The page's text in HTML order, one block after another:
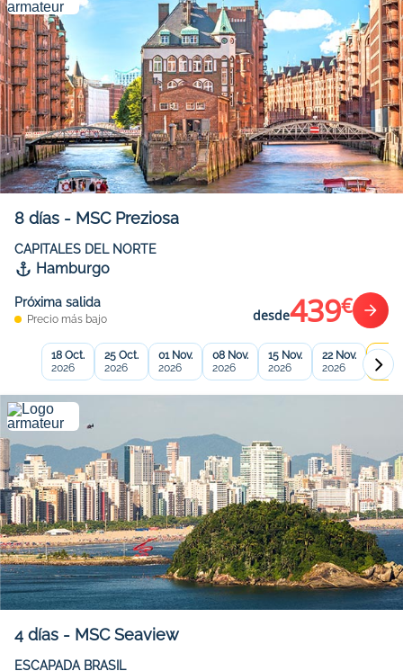
8 días - MSC Preziosa
CAPITALES DEL NORTE
Hamburgo
Próxima salida
Precio más bajo desde439€
18 Oct.
2026
25 Oct.
2026
01 Nov.
2026
08 Nov.
2026
15 Nov.
2026
22 Nov.
2026
29
2026
4 días - MSC Seaview
ESCAPADA BRASIL